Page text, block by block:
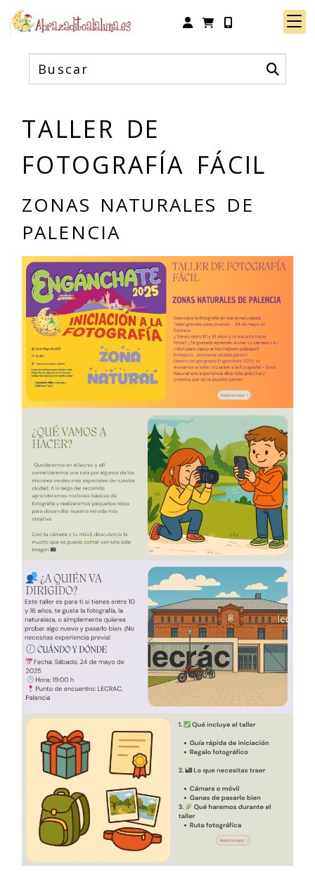
Identifícate
TALLER DE
FOTOGRAFÍA FÁCIL
ZONAS NATURALES DE
PALENCIA